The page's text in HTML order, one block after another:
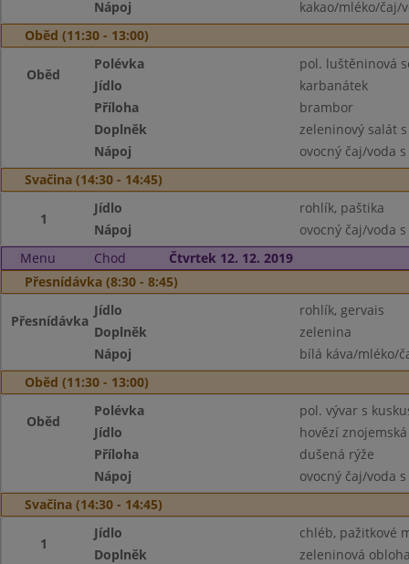
Nápoj
kakao/mléko/čaj/
Oběd (11:30 - 13:00)
Oběd
Polévka
pol. luštěninová
Jídlo
karbanátek
Příloha
brambor
Doplněk
zeleninový salát
Nápoj
ovocný čaj/voda
Svačina (14:30 - 14:45)
1
Jídlo
rohlík, paštika
Nápoj
ovocný čaj/voda
Menu
Chod
Čtvrtek 12. 12. 2019
Přesnídávka (8:30 - 8:45)
Přesnídávka
Jídlo
rohlík, gervais
Doplněk
zelenina
Nápoj
bílá káva/mléko/
Oběd (11:30 - 13:00)
Oběd
Polévka
pol. vývar s
Jídlo
hovězí
Příloha
dušená rýže
Nápoj
ovocný čaj/voda
Svačina (14:30 - 14:45)
1
Jídlo
chléb, pažitkové
Doplněk
zeleninová